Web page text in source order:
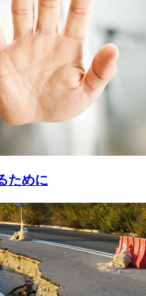
ために